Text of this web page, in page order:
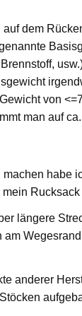
dem
von
man auf
habe
längere
anderer